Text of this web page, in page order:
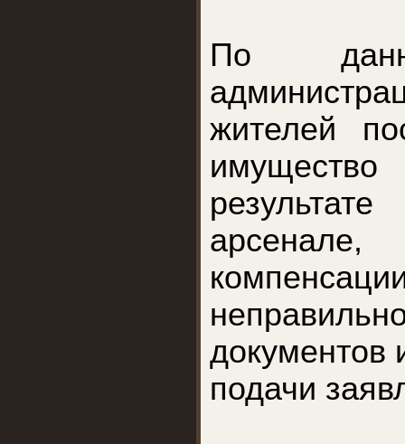
По
жителей
документов
подачи